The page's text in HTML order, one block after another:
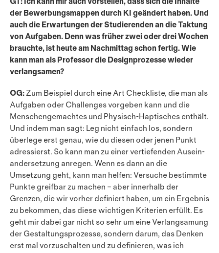
GT: Ich kann mir auch vorstellen, dass sich die Inhalte
der Bewerbungsmappen durch KI geändert haben. Und
auch die Erwartungen der Studierenden an die Taktung
von Aufgaben. Denn was früher zwei oder drei Wochen
brauchte, ist heute am Nachmittag schon fertig. Wie
kann man als Professor die Designprozesse wieder
verlangsamen?
OG: Zum Beispiel durch eine Art Checkliste, die man als
Aufgaben oder Challenges vorgeben kann und die
Menschengemachtes und Physisch-Haptisches enthält.
Und indem man sagt: Leg nicht einfach los, sondern
überlege erst genau, wie du diesen oder jenen Punkt
adressierst. So kann man zu einer vertiefenden Ausein­
andersetzung anregen. Wenn es dann an die
Umsetzung geht, kann man helfen: Versuche bestimmte
Punkte greifbar zu machen – aber innerhalb der
Grenzen, die wir vorher definiert haben, um ein Ergebnis
zu bekom­men, das diese wichtigen Kriterien erfüllt. Es
geht mir dabei gar nicht so sehr um eine Verlangsamung
der Gestaltungsprozesse, sondern darum, das Denken
erst mal vorzuschalten und zu definieren, was ich